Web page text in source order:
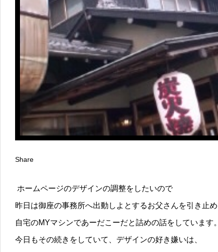
Share
ホームページのデザインの調整をしたいので
昨日は御座の事務所へ出動しよとするお父さんを引き止
自宅のMYマシンであーだこーだと詰めの話をしています
今日もその続きをしていて、デザインの好き嫌いは、